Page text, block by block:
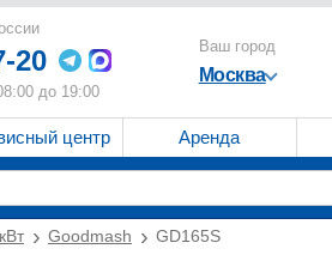
20
до 19:00
Ваш город
Москва
центр Аренда
Goodmash GD165S